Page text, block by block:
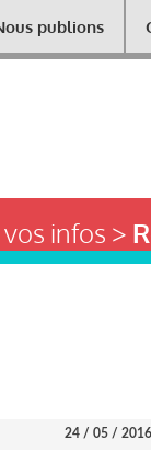
publions
infos >
24 / 05 / 2016